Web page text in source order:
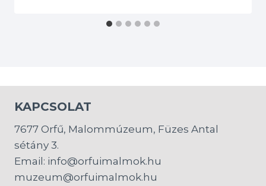
KAPCSOLAT
7677 Orfű, Malommúzeum, Füzes Antal
sétány 3.
Email: info@orfuimalmok.hu
muzeum@orfuimalmok.hu